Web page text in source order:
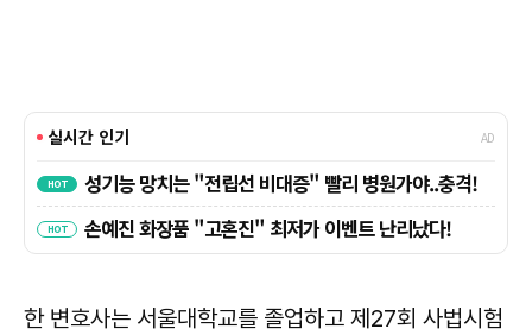
한 변호사는 서울대학교를 졸업하고 제27회 사법시험